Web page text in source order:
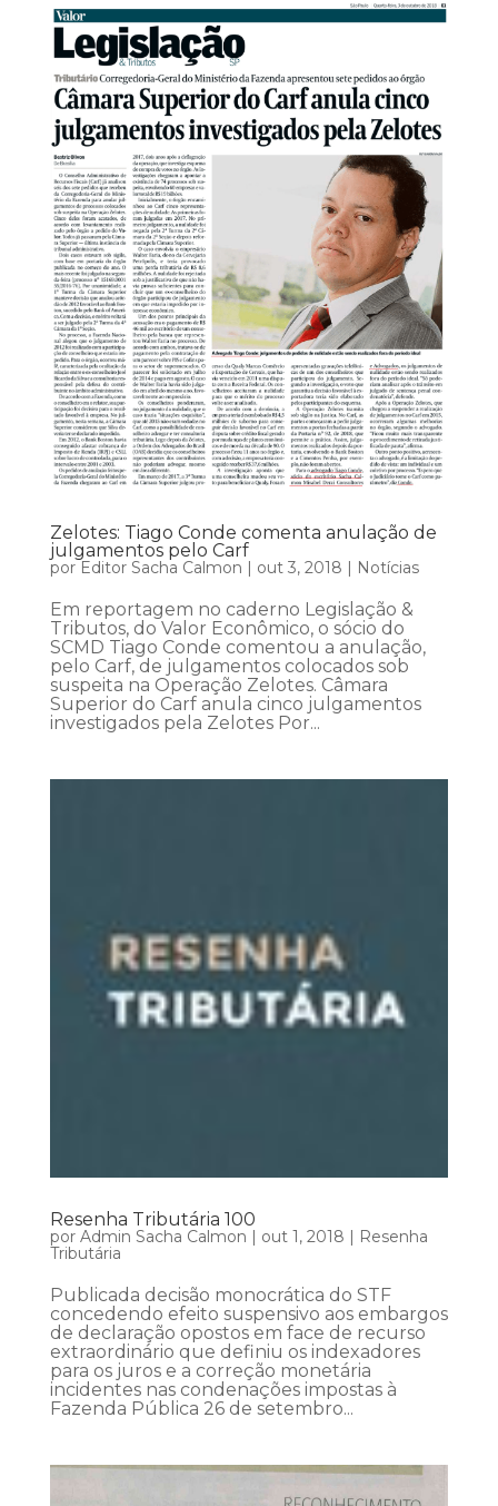
Zelotes: Tiago Conde comenta anulação de
julgamentos pelo Carf
por Editor Sacha Calmon | out 3, 2018 | Notícias
Em reportagem no caderno Legislação &
Tributos, do Valor Econômico, o sócio do
SCMD Tiago Conde comentou a anulação,
pelo Carf, de julgamentos colocados sob
suspeita na Operação Zelotes. Câmara
Superior do Carf anula cinco julgamentos
investigados pela Zelotes Por...
Resenha Tributária 100
por Admin Sacha Calmon | out 1, 2018 | Resenha
Tributária
Publicada decisão monocrática do STF
concedendo efeito suspensivo aos embargos
de declaração opostos em face de recurso
extraordinário que definiu os indexadores
para os juros e a correção monetária
incidentes nas condenações impostas à
Fazenda Pública 26 de setembro...